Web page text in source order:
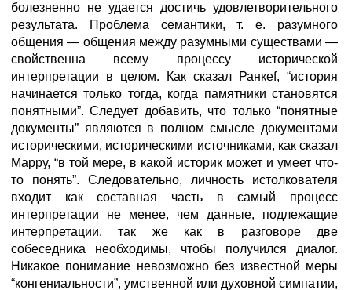
болезненно не удается достичь удовлетворительного
результата. Проблема семантики, т. е. разумного
общения — общения между разумными существами —
свойственна всему процессу исторической
интерпретации в целом. Как сказал Ранкеf, “история
начинается только тогда, когда памятники становятся
понятными”. Следует добавить, что только “понятные
документы” являются в полном смысле документами
историческими, историческими источниками, как сказал
Марру, “в той мере, в какой историк может и умеет что-
то понять”. Следовательно, личность истолкователя
входит как составная часть в самый процесс
интерпретации не менее, чем данные, подлежащие
интерпретации, так же как в разговоре две
собеседника необходимы, чтобы получился диалог.
Никакое понимание невозможно без известной меры
“конгениальности”, умственной или духовной симпатии,